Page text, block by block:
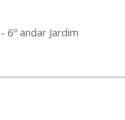
6º andar Jardim